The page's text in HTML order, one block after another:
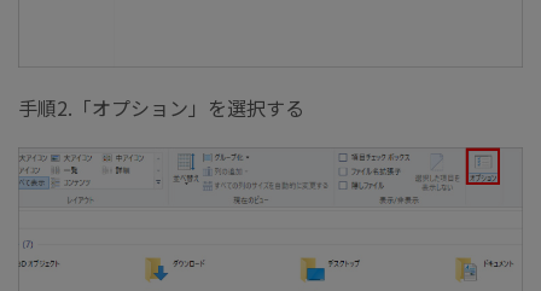
手順2.「オプション」を選択する